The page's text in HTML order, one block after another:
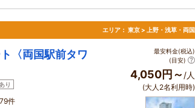
エリア： 東京 > 上野・浅草・両国
〈両国駅前タワ
り
件
最安料金(税込)
(目安)
4,050円～/人
(大人2名利用時)